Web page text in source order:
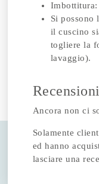
Imbottitura:
Si possono
il cuscino
togliere la
lavaggio).
Recensioni
Ancora non ci
Solamente
ed hanno
lasciare una